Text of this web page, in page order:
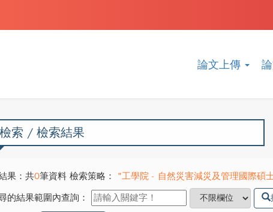
論文上傳
索 / 檢索結果
果：共0筆資料 檢索策略：
"工學院 - 自然災害減災及管理國際碩
的結果範圍內查詢：